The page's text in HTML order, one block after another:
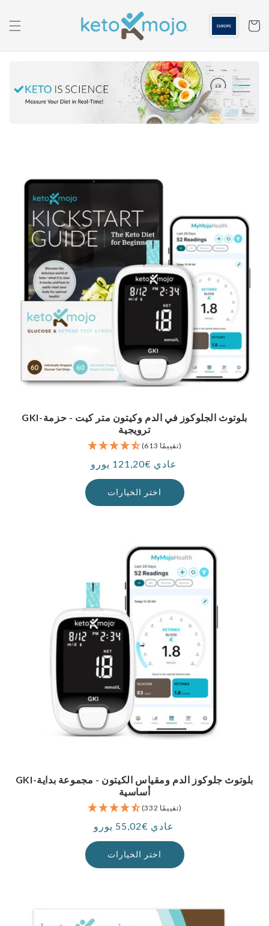
المحتوى
عربه
GKI-بلوتوث الجلوكوز في الدم وكيتون متر كيت - حزمة
ترويجية
(613 تقييمًا)
سعر عادي €121,20 يورو
اختر الخيارات
GKI-بلوتوث جلوكوز الدم ومقياس الكيتون - مجموعة بداية
أساسية
(332 تقييمًا)
سعر عادي €55,02 يورو
اختر الخيارات